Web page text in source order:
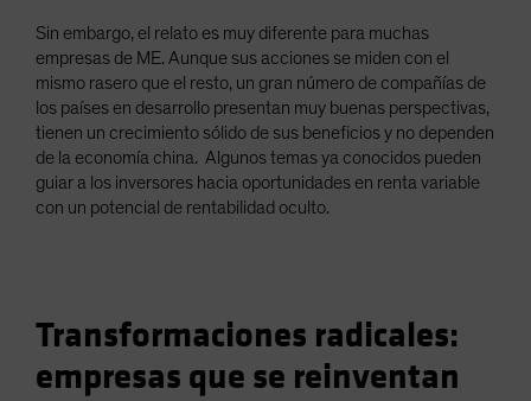
Sin embargo, el relato es muy diferente para muchas
empresas de ME. Aunque sus acciones se miden con el
mismo rasero que el resto, un gran número de compañías de
los países en desarrollo presentan muy buenas perspectivas,
tienen un crecimiento sólido de sus beneficios y no dependen
de la economía china. Algunos temas ya conocidos pueden
guiar a los inversores hacia oportunidades en renta variable
con un potencial de rentabilidad oculto.
Transformaciones radicales:
empresas que se reinventan